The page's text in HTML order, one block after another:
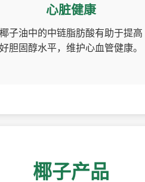
心脏健康
椰子油中的中链脂肪酸有助于提高
好胆固醇水平，维护心血管健康。
椰子产品